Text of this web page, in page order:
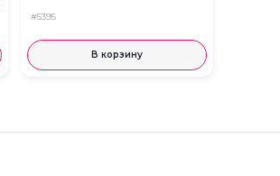
#5395
В корзину